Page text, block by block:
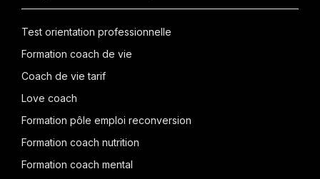
Test orientation professionnelle
Formation coach de vie
Coach de vie tarif
Love coach
Formation pôle emploi reconversion
Formation coach nutrition
Formation coach mental